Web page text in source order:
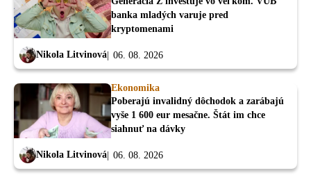
banka mladých varuje pred
kryptomenami
Nikola Litvinová 06. 08. 2026
Ekonomika
Poberajú invalidný dôchodok a zarábajú
vyše 1 600 eur mesačne. Štát im chce
siahnuť na dávky
Nikola Litvinová 06. 08. 2026